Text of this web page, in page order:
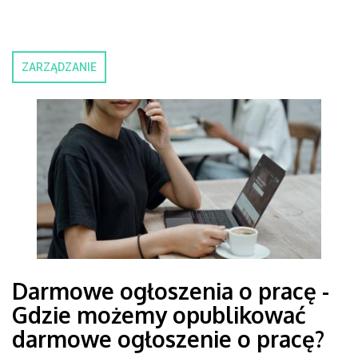
ZARZĄDZANIE
Darmowe ogłoszenia o pracę -
Gdzie możemy opublikować
darmowe ogłoszenie o pracę?